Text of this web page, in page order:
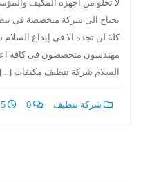
نحتاج الى شركة متخصصة فى
كلة لن تجده الا فى إبداع
مهندسون متخصصون فى كافة
السلام شركة تنظيف مكيفات […]
شركة تنظيف